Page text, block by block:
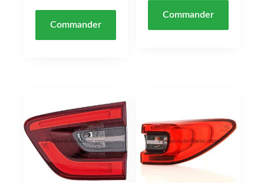
Commander
Commander